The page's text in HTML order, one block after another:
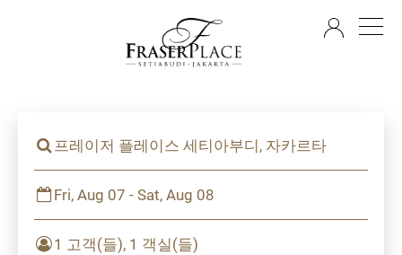
프레이저 플레이스 세티아부디, 자카르타
Fri, Aug 07 - Sat, Aug 08
1 고객(들), 1 객실(들)